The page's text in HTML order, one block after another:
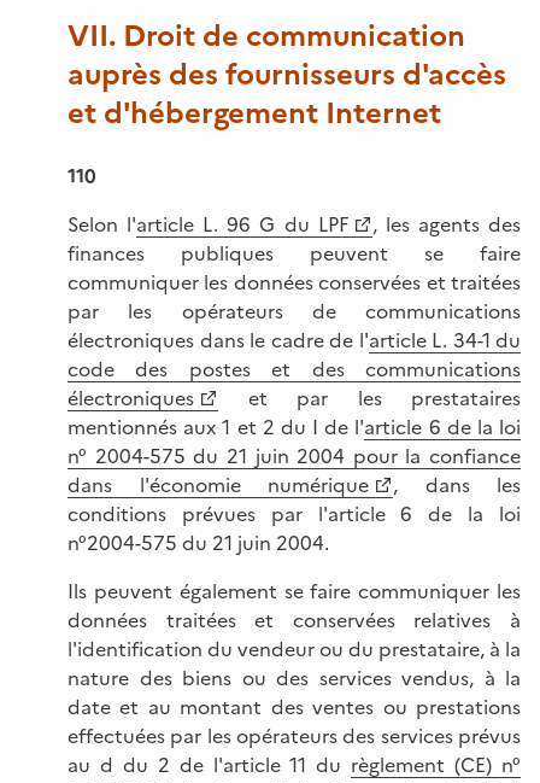
VII. Droit de communication
auprès des fournisseurs d'accès
et d'hébergement Internet
110
Selon l'article L. 96 G du LPF
, les agents des
finances publiques peuvent se faire
communiquer les données conservées et traitées
par les opérateurs de communications
électroniques dans le cadre de l'article L. 34-1 du
code des postes et des communications
électroniques
et par les prestataires
mentionnés aux 1 et 2 du I de l'article 6 de la loi
n° 2004-575 du 21 juin 2004 pour la confiance
dans l'économie numérique
, dans les
conditions prévues par l'article 6 de la loi
n°2004-575 du 21 juin 2004.
Ils peuvent également se faire communiquer les
données traitées et conservées relatives à
l'identification du vendeur ou du prestataire, à la
nature des biens ou des services vendus, à la
date et au montant des ventes ou prestations
effectuées par les opérateurs des services prévus
au d du 2 de l'article 11 du règlement (CE) n°